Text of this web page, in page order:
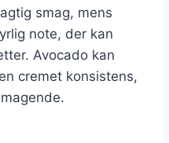
smag, mens
note, der kan
Avocado kan
cremet konsistens,